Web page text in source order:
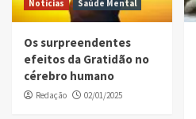
Notícias
Saúde Mental
Os surpreendentes
efeitos da Gratidão no
cérebro humano
Redação 02/01/2025